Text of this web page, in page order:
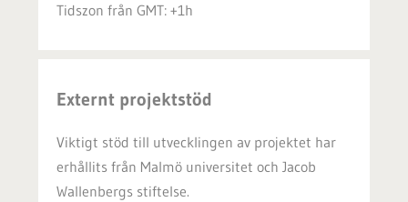
Tidszon från GMT: +1h
Externt projektstöd
Viktigt stöd till utvecklingen av projektet har
erhållits från Malmö universitet och Jacob
Wallenbergs stiftelse.